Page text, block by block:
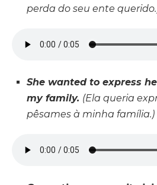
perda do seu ente
She wanted to express
my family. (Ela queria
pêsames à minha família.)